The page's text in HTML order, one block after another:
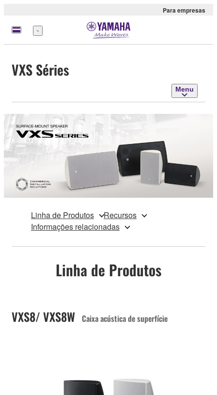
Para empresas
Menu
VXS Séries
Menu
Linha de Produtos
Recursos
Informações relacionadas
Linha de Produtos
VXS8/ VXS8W Caixa acústica de superfície